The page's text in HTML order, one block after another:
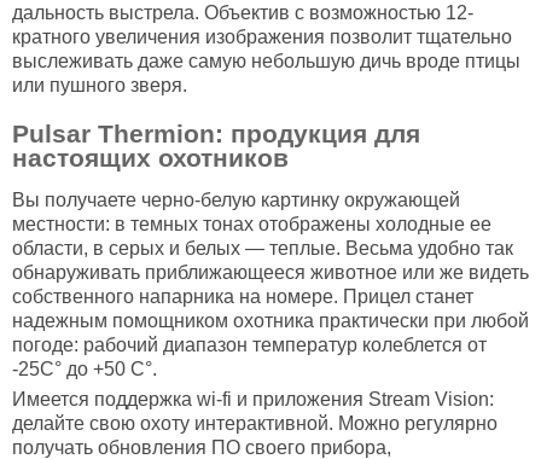
дальность выстрела. Объектив с возможностью 12-
кратного увеличения изображения позволит тщательно
выслеживать даже самую небольшую дичь вроде птицы
или пушного зверя.
Pulsar Thermion: продукция для
настоящих охотников
Вы получаете черно-белую картинку окружающей
местности: в темных тонах отображены холодные ее
области, в серых и белых — теплые. Весьма удобно так
обнаруживать приближающееся животное или же видеть
собственного напарника на номере. Прицел станет
надежным помощником охотника практически при любой
погоде: рабочий диапазон температур колеблется от
-25С° до +50 С°.
Имеется поддержка wi-fi и приложения Stream Vision:
делайте свою охоту интерактивной. Можно регулярно
получать обновления ПО своего прибора,